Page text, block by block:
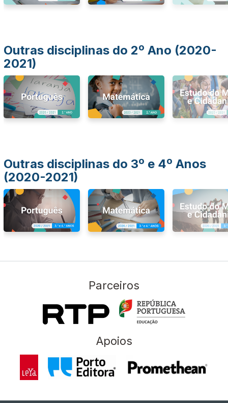
Outras disciplinas do 2º Ano (2020-
2021)
Outras disciplinas do 3º e 4º Anos
(2020-2021)
Parceiros
Apoios